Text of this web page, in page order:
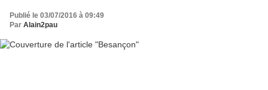
Publié le 03/07/2016 à 09:49
Par Alain2pau